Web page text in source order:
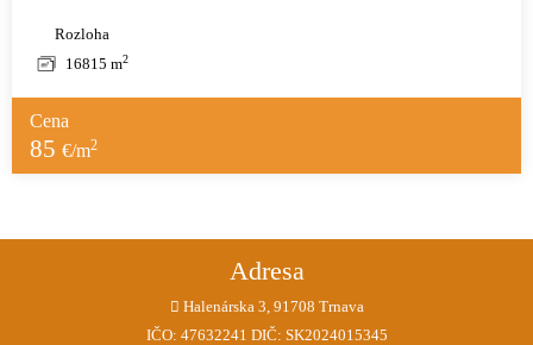
Rozloha
16815 m2
Cena
85 €/m2
Adresa
Halenárska 3, 91708 Trnava
IČO: 47632241 DIČ: SK2024015345